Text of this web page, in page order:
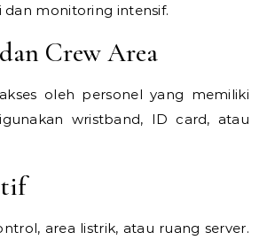
dan monitoring intensif.
Crew Area
oleh personel yang memiliki
wristband, ID card, atau
area listrik, atau ruang server.